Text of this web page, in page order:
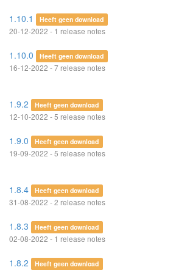
1.10.1 Heeft geen download
20-12-2022 - 1 release notes
1.10.0 Heeft geen download
16-12-2022 - 7 release notes
1.9.2 Heeft geen download
12-10-2022 - 5 release notes
1.9.0 Heeft geen download
19-09-2022 - 5 release notes
1.8.4 Heeft geen download
31-08-2022 - 2 release notes
1.8.3 Heeft geen download
02-08-2022 - 1 release notes
1.8.2 Heeft geen download